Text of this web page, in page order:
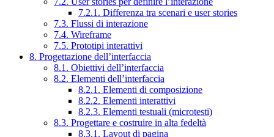
7.2.1. Differenza tra scenari e user stories
7.3. Flussi di interazione
7.4. Wireframe
7.5. Prototipi interattivi
8. Progettazione dell’interfaccia
8.1. Obiettivi dell’interfaccia
8.2. Elementi dell’interfaccia
8.2.1. Elementi di composizione
8.2.2. Elementi interattivi
8.2.3. Elementi testuali (microtesti)
8.3. Progettare e costruire in alta fedeltà
8.3.1. Layout di pagina